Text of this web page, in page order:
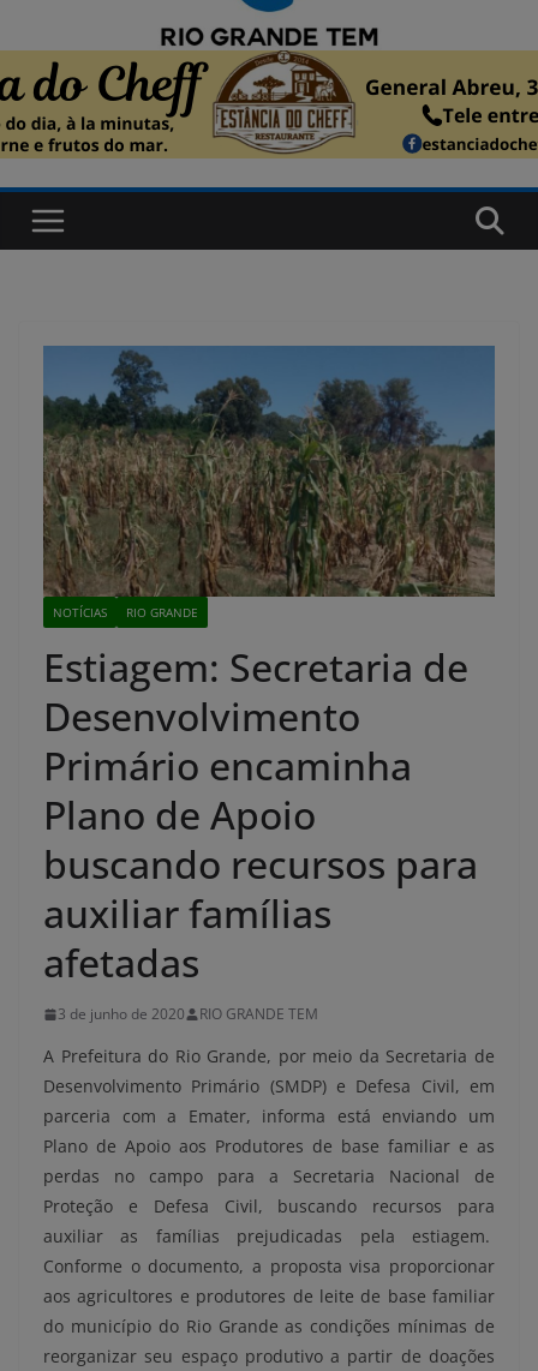
NOTÍCIAS RIO GRANDE
Estiagem: Secretaria de
Desenvolvimento
Primário encaminha
Plano de Apoio
buscando recursos para
auxiliar famílias
afetadas
3 de junho de 2020 RIO GRANDE TEM
A Prefeitura do Rio Grande, por meio da Secretaria de
Desenvolvimento Primário (SMDP) e Defesa Civil, em
parceria com a Emater, informa está enviando um
Plano de Apoio aos Produtores de base familiar e as
perdas no campo para a Secretaria Nacional de
Proteção e Defesa Civil, buscando recursos para
auxiliar as famílias prejudicadas pela estiagem.
Conforme o documento, a proposta visa proporcionar
aos agricultores e produtores de leite de base familiar
do município do Rio Grande as condições mínimas de
reorganizar seu espaço produtivo a partir de doações